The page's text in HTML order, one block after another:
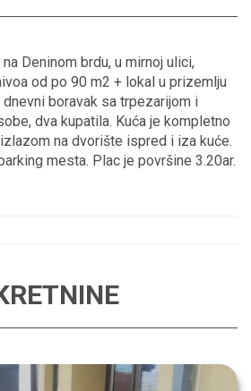
Deninom brdu, u mirnoj ulici,
od po 90 m2 + lokal u prizemlju
boravak sa trpezarijom i
dva kupatila. Kuća je kompletno
na dvorište ispred i iza kuće.
mesta. Plac je površine 3.20ar.